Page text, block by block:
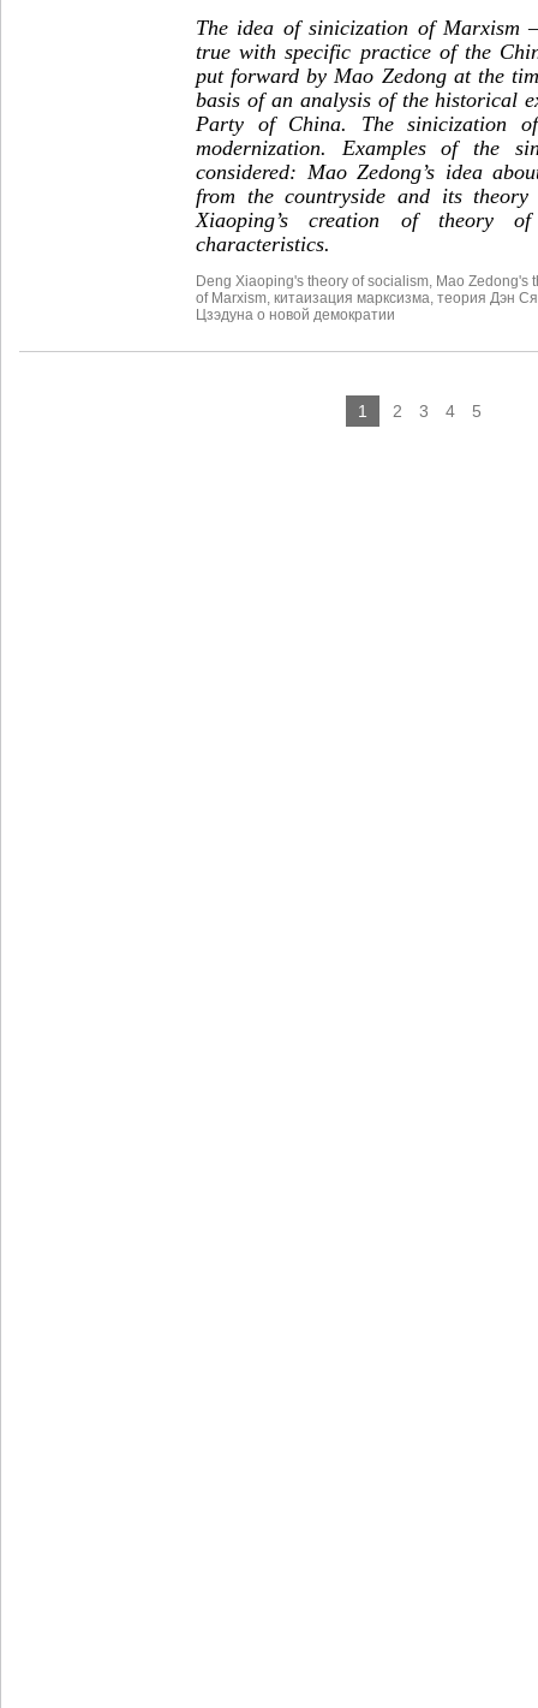
The idea of sinicization of Marxism
true with specific practice of the
put forward by Mao Zedong at the
basis of an analysis of the historical
Party of China. The sinicization
modernization. Examples of the
considered: Mao Zedong’s idea
from the countryside and its
Xiaoping’s creation of theory
characteristics.
Deng Xiaoping's theory of socialism Mao Zedong's
of Marxism китаизация марксизма теория Дэн
Цзэдуна о новой демократии
1 2 3 4 5